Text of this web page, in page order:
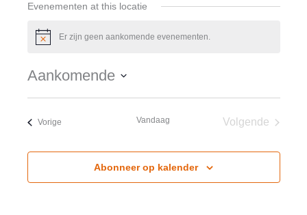
Evenementen at this locatie
BerichtEr zijn geen aankomende evenementen.
Aankomende
Selecteer
eenVorigeEvenementen Vandaag
Volgende
Abonneer op kalender